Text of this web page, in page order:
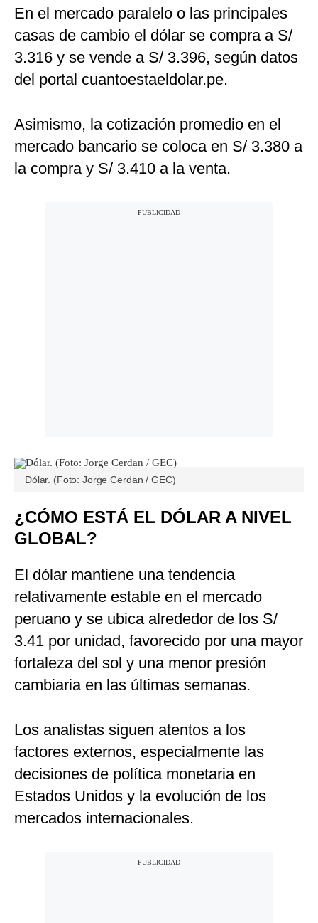
En el mercado paralelo o las principales
casas de cambio el dólar se compra a S/
3.316 y se vende a S/ 3.396, según datos
del portal cuantoestaeldolar.pe.
Asimismo, la cotización promedio en el
mercado bancario se coloca en S/ 3.380 a
la compra y S/ 3.410 a la venta.
Dólar. (Foto: Jorge Cerdan / GEC)
¿CÓMO ESTÁ EL DÓLAR A NIVEL
GLOBAL?
El dólar mantiene una tendencia
relativamente estable en el mercado
peruano y se ubica alrededor de los S/
3.41 por unidad, favorecido por una mayor
fortaleza del sol y una menor presión
cambiaria en las últimas semanas.
Los analistas siguen atentos a los
factores externos, especialmente las
decisiones de política monetaria en
Estados Unidos y la evolución de los
mercados internacionales.